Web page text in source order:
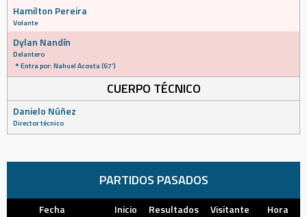
Hamilton Pereira
Volante
Dylan Nandín
Delantero
Entra por: Nahuel Acosta (67')
CUERPO TÉCNICO
Danielo Núñez
Director técnico
PARTIDOS PASADOS
Fecha Inicio Resultados Visitante
Hora